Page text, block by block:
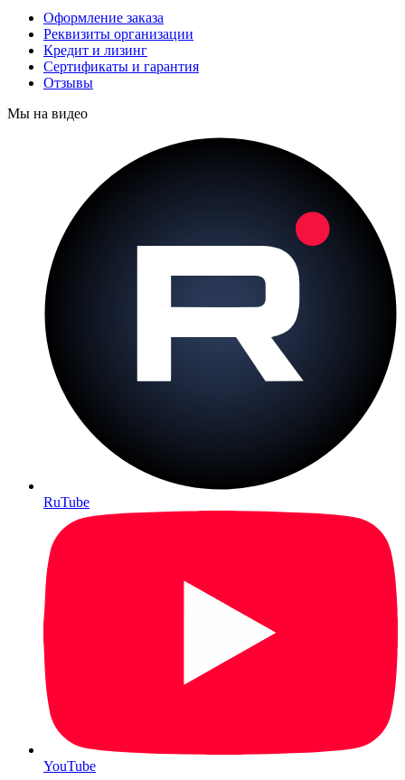
Оформление заказа
Реквизиты организации
Кредит и лизинг
Сертификаты и гарантия
Отзывы
Мы на видео
RuTube
YouTube